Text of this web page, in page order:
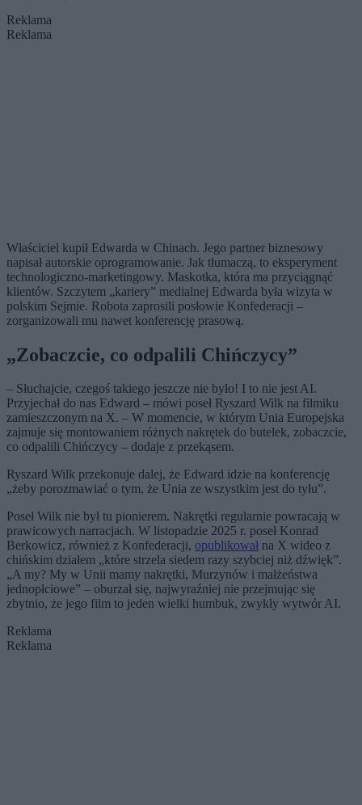
Reklama
Reklama
Właściciel kupił Edwarda w Chinach. Jego partner biznesowy
napisał autorskie oprogramowanie. Jak tłumaczą, to eksperyment
technologiczno-marketingowy. Maskotka, która ma przyciągnąć
klientów. Szczytem „kariery” medialnej Edwarda była wizyta w
polskim Sejmie. Robota zaprosili posłowie Konfederacji –
zorganizowali mu nawet konferencję prasową.
„Zobaczcie, co odpalili Chińczycy”
– Słuchajcie, czegoś takiego jeszcze nie było! I to nie jest AI.
Przyjechał do nas Edward – mówi poseł Ryszard Wilk na filmiku
zamieszczonym na X. – W momencie, w którym Unia Europejska
zajmuje się montowaniem różnych nakrętek do butelek, zobaczcie,
co odpalili Chińczycy – dodaje z przekąsem.
Ryszard Wilk przekonuje dalej, że Edward idzie na konferencję
„żeby porozmawiać o tym, że Unia ze wszystkim jest do tyłu”.
Poseł Wilk nie był tu pionierem. Nakrętki regularnie powracają w
prawicowych narracjach. W listopadzie 2025 r. poseł Konrad
Berkowicz, również z Konfederacji, opublikował na X wideo z
chińskim działem „które strzela siedem razy szybciej niż dźwięk”.
„A my? My w Unii mamy nakrętki, Murzynów i małżeństwa
jednopłciowe” – oburzał się, najwyraźniej nie przejmując się
zbytnio, że jego film to jeden wielki humbuk, zwykły wytwór AI.
Reklama
Reklama